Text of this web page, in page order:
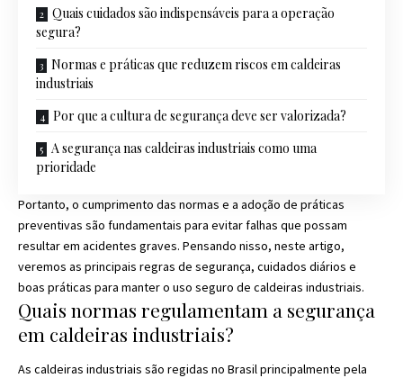
Quais cuidados são indispensáveis para a operação
segura?
Normas e práticas que reduzem riscos em caldeiras
industriais
Por que a cultura de segurança deve ser valorizada?
A segurança nas caldeiras industriais como uma
prioridade
Portanto, o cumprimento das normas e a adoção de práticas
preventivas são fundamentais para evitar falhas que possam
resultar em acidentes graves. Pensando nisso, neste artigo,
veremos as principais regras de segurança, cuidados diários e
boas práticas para manter o uso seguro de caldeiras industriais.
Quais normas regulamentam a segurança
em caldeiras industriais?
As caldeiras industriais são regidas no Brasil principalmente pela